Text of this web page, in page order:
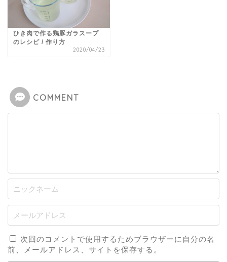
ひき肉で作る鶏豚ガラスープ
のレシピ / 作り方
2020/04/23
COMMENT
次回のコメントで使用するためブラウザーに自分の名
前、メールアドレス、サイトを保存する。